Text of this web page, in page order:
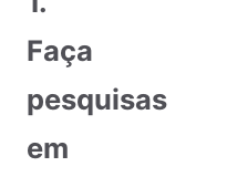
Faça
pesquisas
em